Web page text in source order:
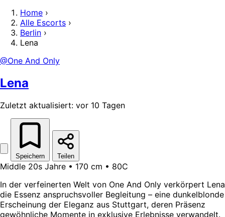
Home ›
Alle Escorts ›
Berlin ›
Lena
@One And Only
Lena
Zuletzt aktualisiert: vor 10 Tagen
Speichern Teilen
Middle 20s Jahre • 170 cm • 80C
In der verfeinerten Welt von One And Only verkörpert Lena
die Essenz anspruchsvoller Begleitung – eine dunkelblonde
Erscheinung der Eleganz aus Stuttgart, deren Präsenz
gewöhnliche Momente in exklusive Erlebnisse verwandelt.